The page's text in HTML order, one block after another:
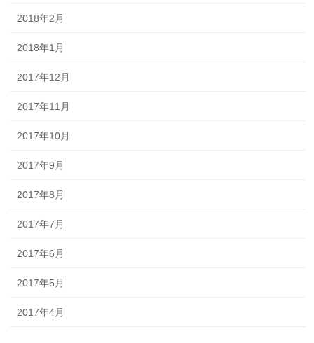
2018年2月
2018年1月
2017年12月
2017年11月
2017年10月
2017年9月
2017年8月
2017年7月
2017年6月
2017年5月
2017年4月